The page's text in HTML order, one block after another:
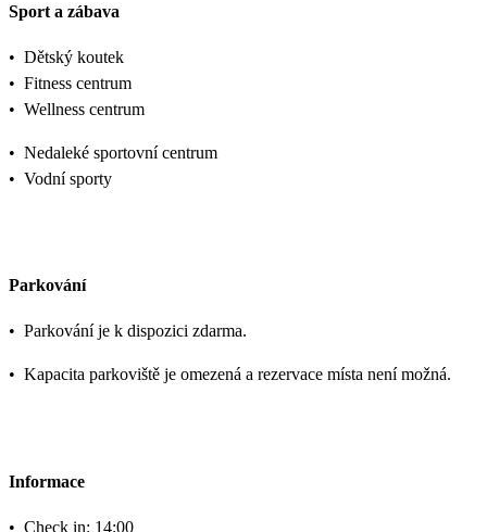
Sport a zábava
• Dětský koutek
• Fitness centrum
• Wellness centrum
• Nedaleké sportovní centrum
• Vodní sporty
Parkování
• Parkování je k dispozici zdarma.
• Kapacita parkoviště je omezená a rezervace místa není možná.
Informace
• Check in: 14:00